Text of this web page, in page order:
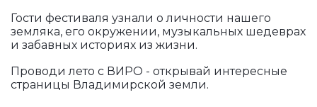
Гости фестиваля узнали о личности нашего
земляка, его окружении, музыкальных шедеврах
и забавных историях из жизни.
Проводи лето с ВИРО - открывай интересные
страницы Владимирской земли.